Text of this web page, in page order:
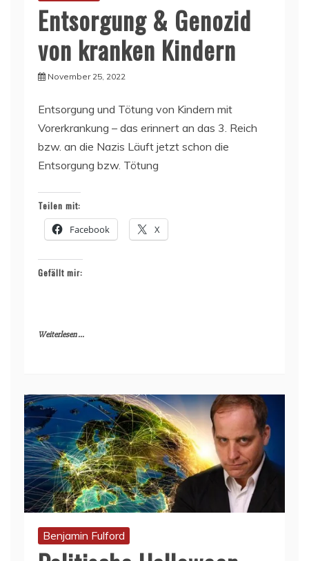
Entsorgung & Genozid
von kranken Kindern
November 25, 2022
Entsorgung und Tötung von Kindern mit
Vorerkrankung – das erinnert an das 3. Reich
bzw. an die Nazis Läuft jetzt schon die
Entsorgung bzw. Tötung
Teilen mit:
Facebook X
Gefällt mir:
Weiterlesen ...
Benjamin Fulford